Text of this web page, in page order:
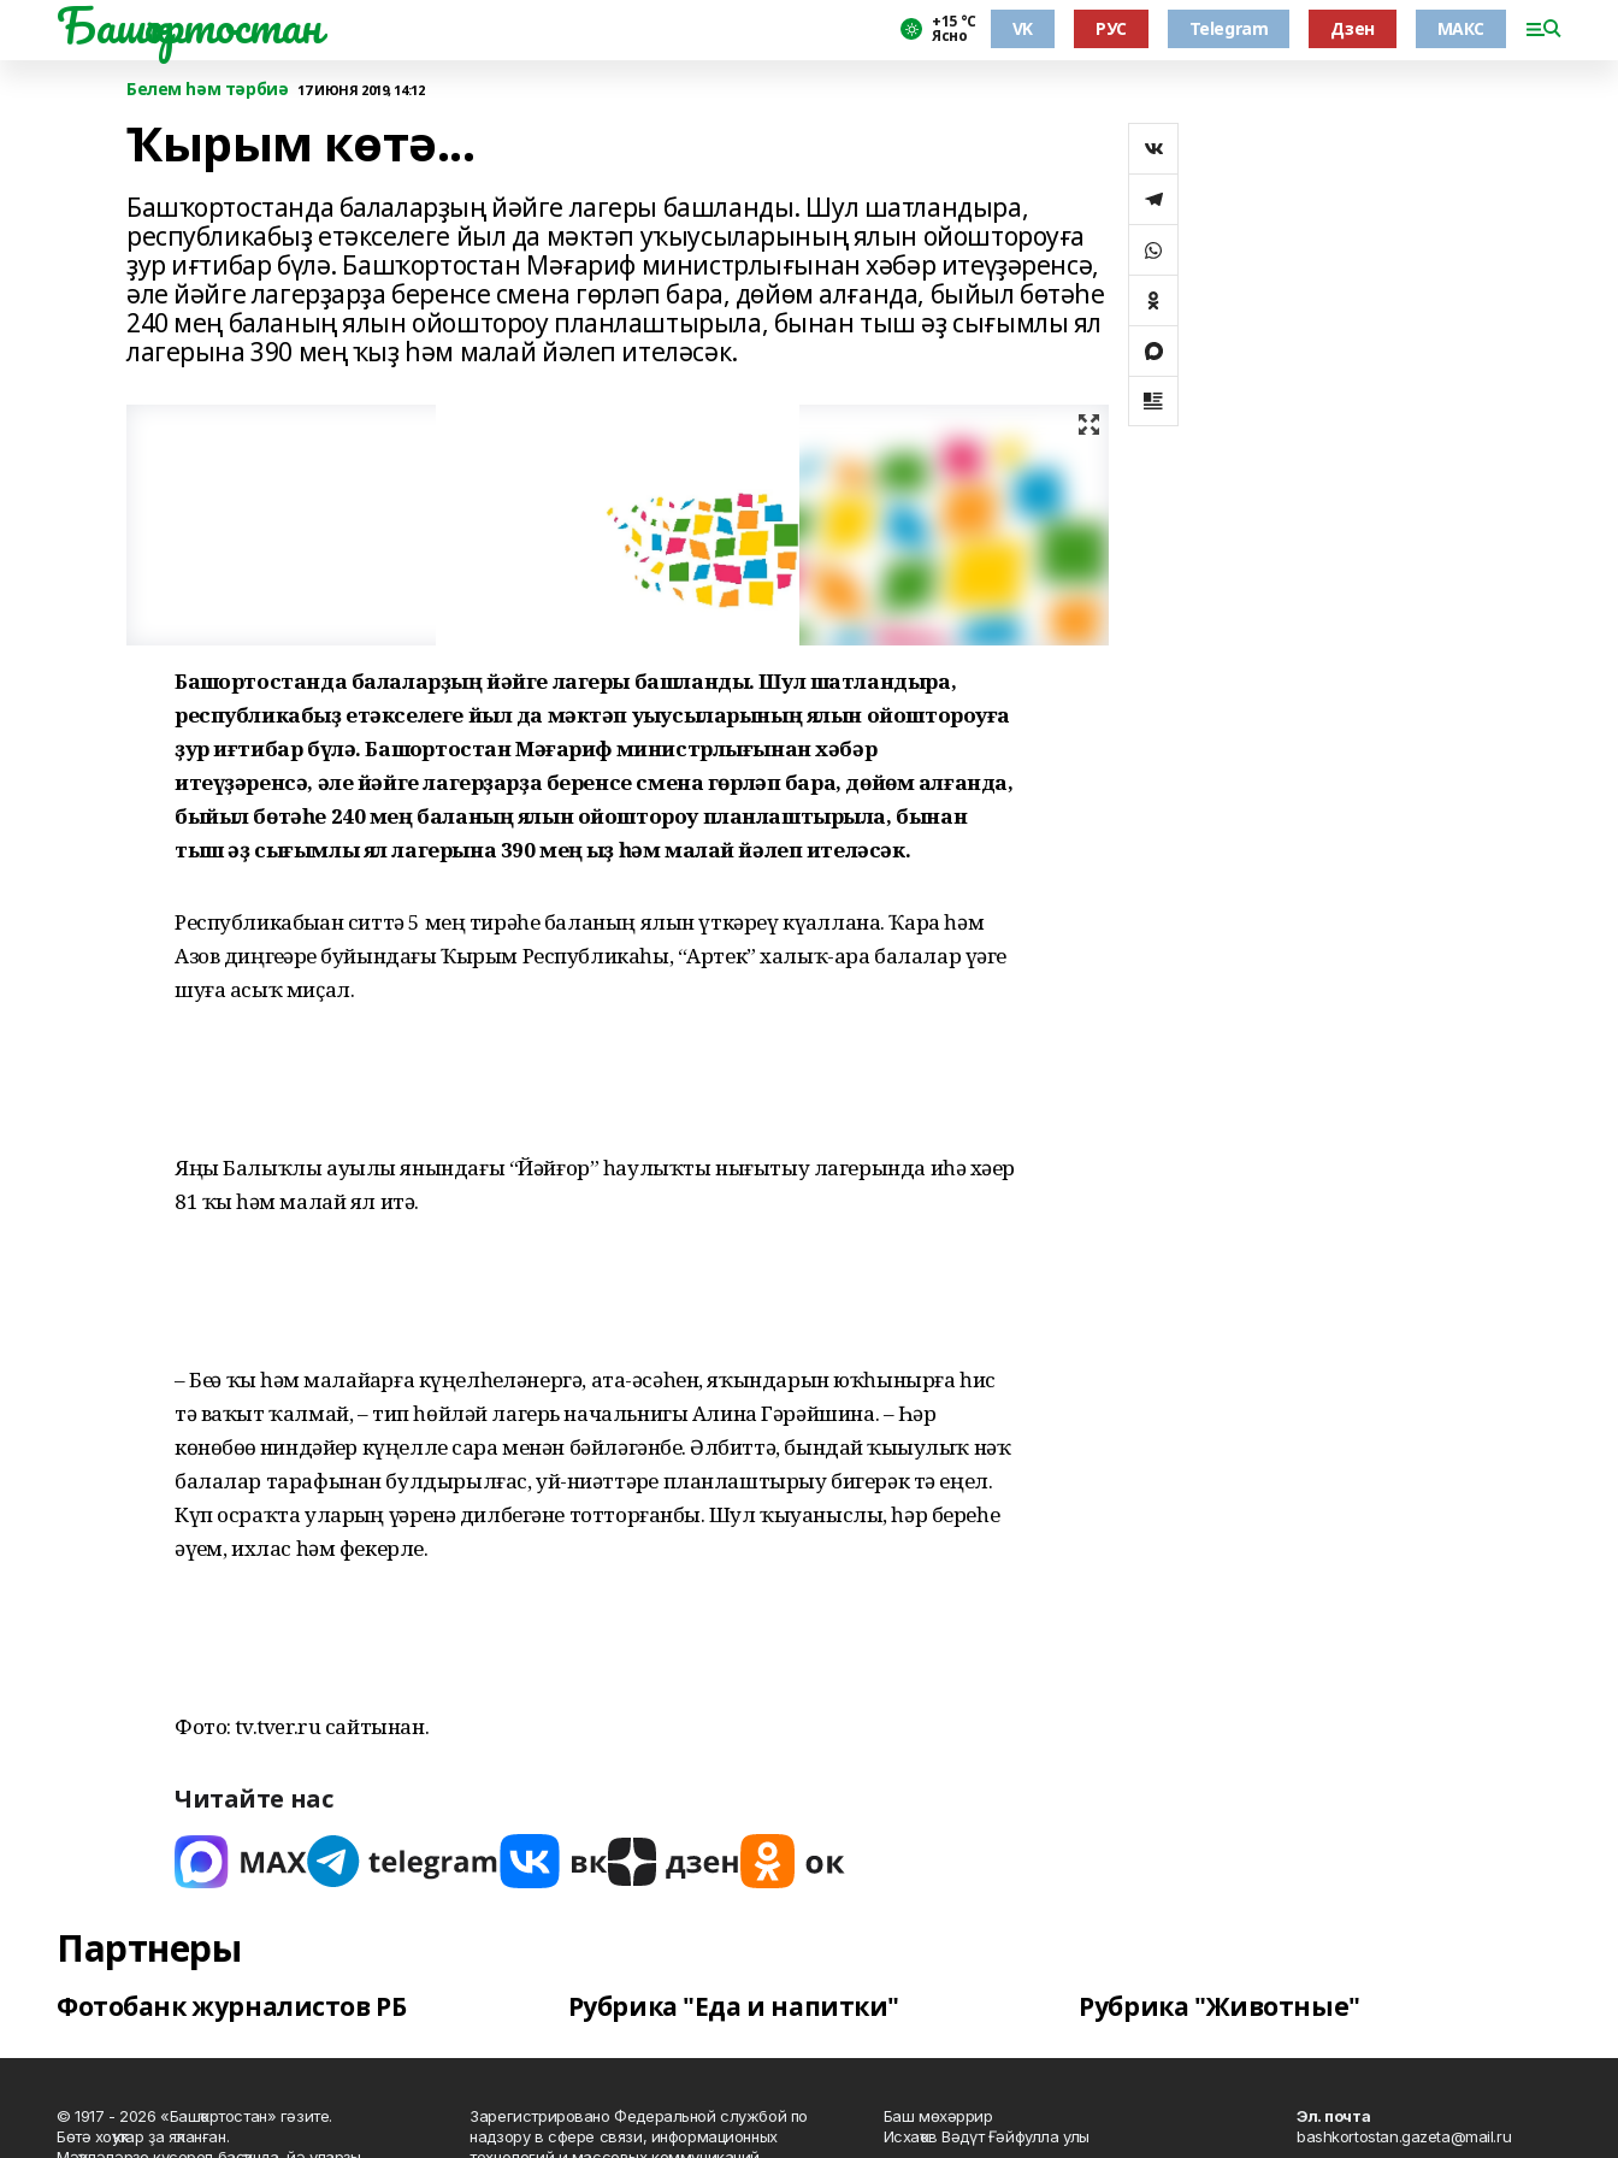
Башҡортостан +15 °С
Ясно VK РУС Telegram Дзен МАКС
Белем һәм тәрбиә 17 ИЮНЯ 2019, 14:12
Ҡырым көтә...
Башҡортостанда балаларҙың йәйге лагеры башланды. Шул шатландыра,
республикабыҙ етәкселеге йыл да мәктәп уҡыусыларының ялын ойоштороуға
ҙур иғтибар бүлә. Башҡортостан Мәғариф министрлығынан хәбәр итеүҙәренсә,
әле йәйге лагерҙарҙа беренсе смена гөрләп бара, дөйөм алғанда, быйыл бөтәһе
240 мең баланың ялын ойоштороу планлаштырыла, бынан тыш әҙ сығымлы ял
лагерына 390 мең ҡыҙ һәм малай йәлеп ителәсәк.
Башҡортостанда балаларҙың йәйге лагеры башланды. Шул шатландыра,
республикабыҙ етәкселеге йыл да мәктәп уҡыусыларының ялын ойоштороуға
ҙур иғтибар бүлә. Башҡортостан Мәғариф министрлығынан хәбәр
итеүҙәренсә, әле йәйге лагерҙарҙа беренсе смена гөрләп бара, дөйөм алғанда,
быйыл бөтәһе 240 мең баланың ялын ойоштороу планлаштырыла, бынан
тыш әҙ сығымлы ял лагерына 390 мең ҡыҙ һәм малай йәлеп ителәсәк.
Республикабыҙҙан ситтә 5 мең тирәһе баланың ялын үткәреү күҙаллана. Ҡара һәм
Азов диңгеҙҙәре буйындағы Ҡырым Республикаһы, “Артек” халыҡ-ара балалар үҙәге
шуға асыҡ миҫал.
Яңы Балыҡлы ауылы янындағы “Йәйғор” һаулыҡты нығытыу лагерында иһә хәҙер
81 ҡыҙ һәм малай ял итә.
– Беҙҙә ҡыҙ һәм малайҙарға күңелһеҙләнергә, ата-әсәһен, яҡындарын юҡһынырға һис
тә ваҡыт ҡалмай, – тип һөйләй лагерь начальнигы Алина Гәрәйшина. – Һәр
көнөбөҙҙө ниндәйҙер күңелле сара менән бәйләгәнбеҙ. Әлбиттә, бындай ҡыҙыулыҡ нәҡ
балалар тарафынан булдырылғас, уй-ниәттәрҙе планлаштырыу бигерәк тә еңел.
Күп осраҡта уларҙың үҙҙәренә дилбегәне тотторғанбыҙ. Шул ҡыуаныслы, һәр береһе
әүҙем, ихлас һәм фекерле.
Фото: tv.tver.ru сайтынан.
Читайте нас
Партнеры
Фотобанк журналистов РБ Рубрика "Еда и напитки" Рубрика "Животные"
© 1917 - 2026 «Башҡортостан» гәзите.
Бөтә хоҡуҡтар ҙа яҡланған.
Зарегистрировано Федеральной службой по
надзору в сфере связи, информационных
Баш мөхәррир
Исхаҡов Вәдүт Ғәйфулла улы
Эл. почта
bashkortostan.gazeta@mail.ru